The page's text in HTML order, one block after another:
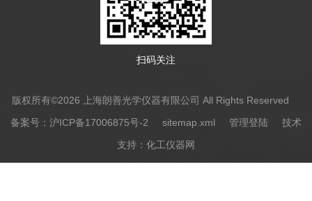
扫码关注
版权所有©2026 上海朗善光学仪器有限公司 All Rights Reserved
备案号：沪ICP备17006875号-2
sitemap.xml 管理登陆技术
支持： 化工仪器网